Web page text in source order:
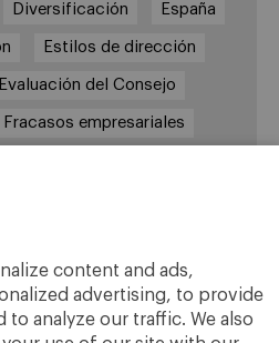
content and ads,
advertising, to provide
to analyze our traffic. We also
Diversificación España
Estilos de dirección
Evaluación del Consejo
Fracasos empresariales
Jérôme Boesch
Mango MBA